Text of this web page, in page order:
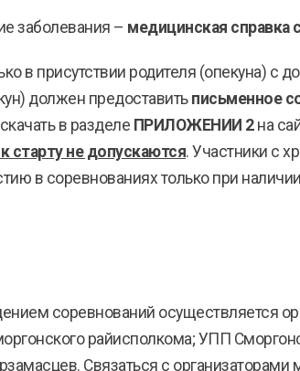
заболевания – медицинская справка
в присутствии родителя (опекуна) с
должен предоставить письменное
в разделе ПРИЛОЖЕНИИ 2на
старту не допускаются. Участники с
в соревнованиях только при
соревнований осуществляется
райисполкома; УПП
Связаться с